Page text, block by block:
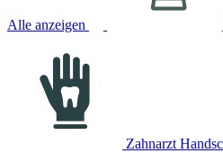
Alle anzeigen
Zahnarzt